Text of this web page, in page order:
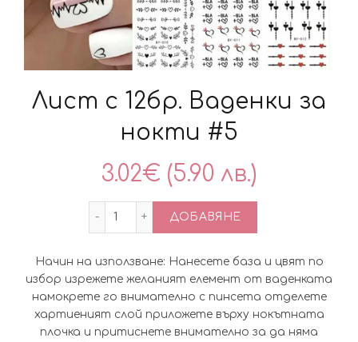
Лист с 12бр. Ваденки за
нокти #5
3.02€ (5.90 лв.)
ДОБАВЯНЕ
Начин на използване: Нанесете база и цвят по
избор изрежете желаният елемент от ваденката
намокрете го внимателно с пинсета отделете
хартиеният слой приложете върху нокътната
плочка и притиснете внимателно за да няма